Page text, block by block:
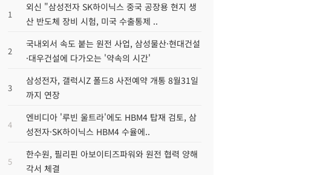
1
외신 "삼성전자 SK하이닉스 중국 공장용 현지 생
산 반도체 장비 시험, 미국 수출통제 ..
2
국내외서 속도 붙는 원전 사업, 삼성물산·현대건설
·대우건설에 다가오는 '약속의 시간'
3
삼성전자, 갤럭시Z 폴드8 사전예약 개통 8월31일
까지 연장
4
엔비디아 '루빈 울트라'에도 HBM4 탑재 검토, 삼
성전자·SK하이닉스 HBM4 수율에..
5
한수원, 필리핀 아보이티즈파워와 원전 협력 양해
각서 체결